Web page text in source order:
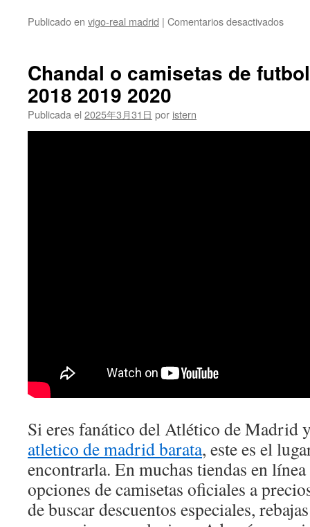
Publicado en vigo-real madrid | Comentarios desactivadosen
2025
Chandal o camisetas de
2018 2019 2020
Publicada el 2025年3月31日 por istern
Si eres fanático del Atlético de Madrid
atletico de madrid barata, este es el
encontrarla. En muchas tiendas en
opciones de camisetas oficiales a
de buscar descuentos especiales,